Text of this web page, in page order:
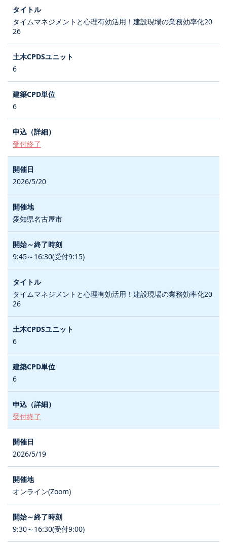
タイムマネジメントと心理有効活用！建設現場の業務効率化20
26
6
6
受付終了
2026/5/20
愛知県名古屋市
9:45～16:30(受付9:15)
タイムマネジメントと心理有効活用！建設現場の業務効率化20
26
6
6
受付終了
2026/5/19
オンライン(Zoom)
9:30～16:30(受付9:00)